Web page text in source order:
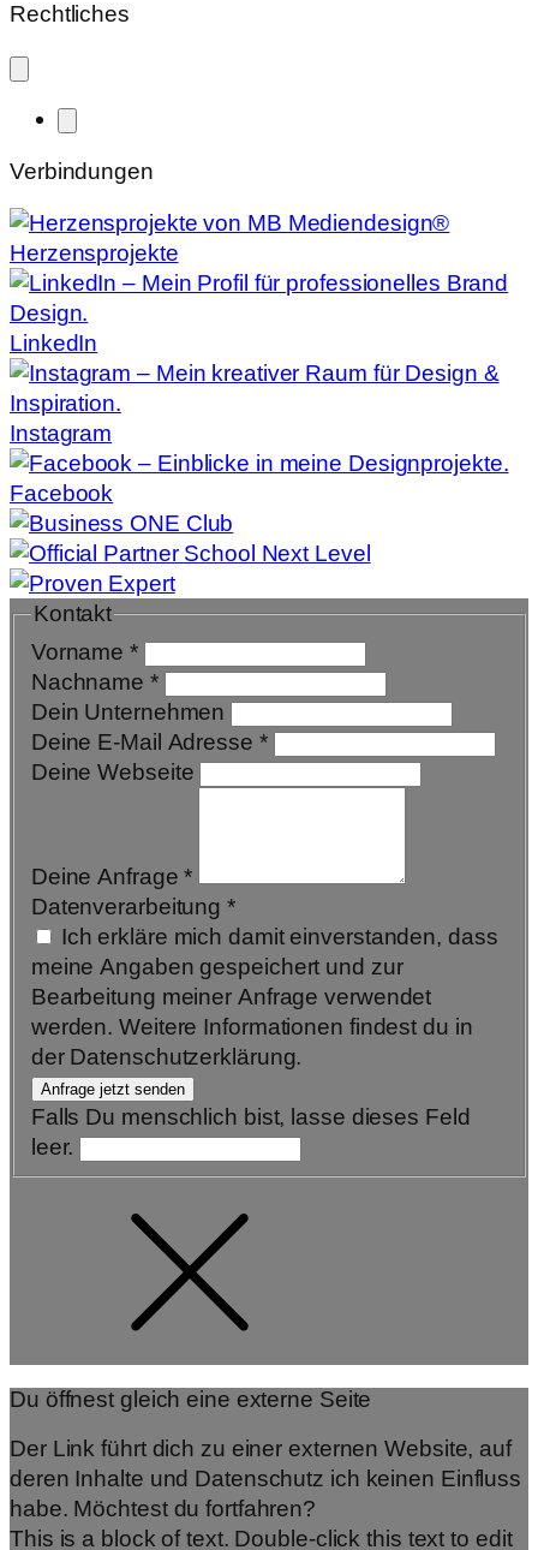
Rechtliches
Verbindungen
Herzensprojekte
LinkedIn
Instagram
Facebook
Kontakt
Vorname*
Nachname *
Dein Unternehmen
Deine E-Mail Adresse *
Deine Webseite
Deine Anfrage*
Datenverarbeitung*
meine Angaben gespeichert und zur
Bearbeitung meiner Anfrage verwendet
werden. Weitere Informationen findest du in
der Datenschutzerklärung.
Anfrage jetzt senden
Falls Du menschlich bist, lasse dieses Feld
leer.
Du öffnest gleich eine externe Seite
Der Link führt dich zu einer externen Website, auf
deren Inhalte und Datenschutz ich keinen Einfluss
habe. Möchtest du fortfahren?
This is a block of text. Double-click this text to edit